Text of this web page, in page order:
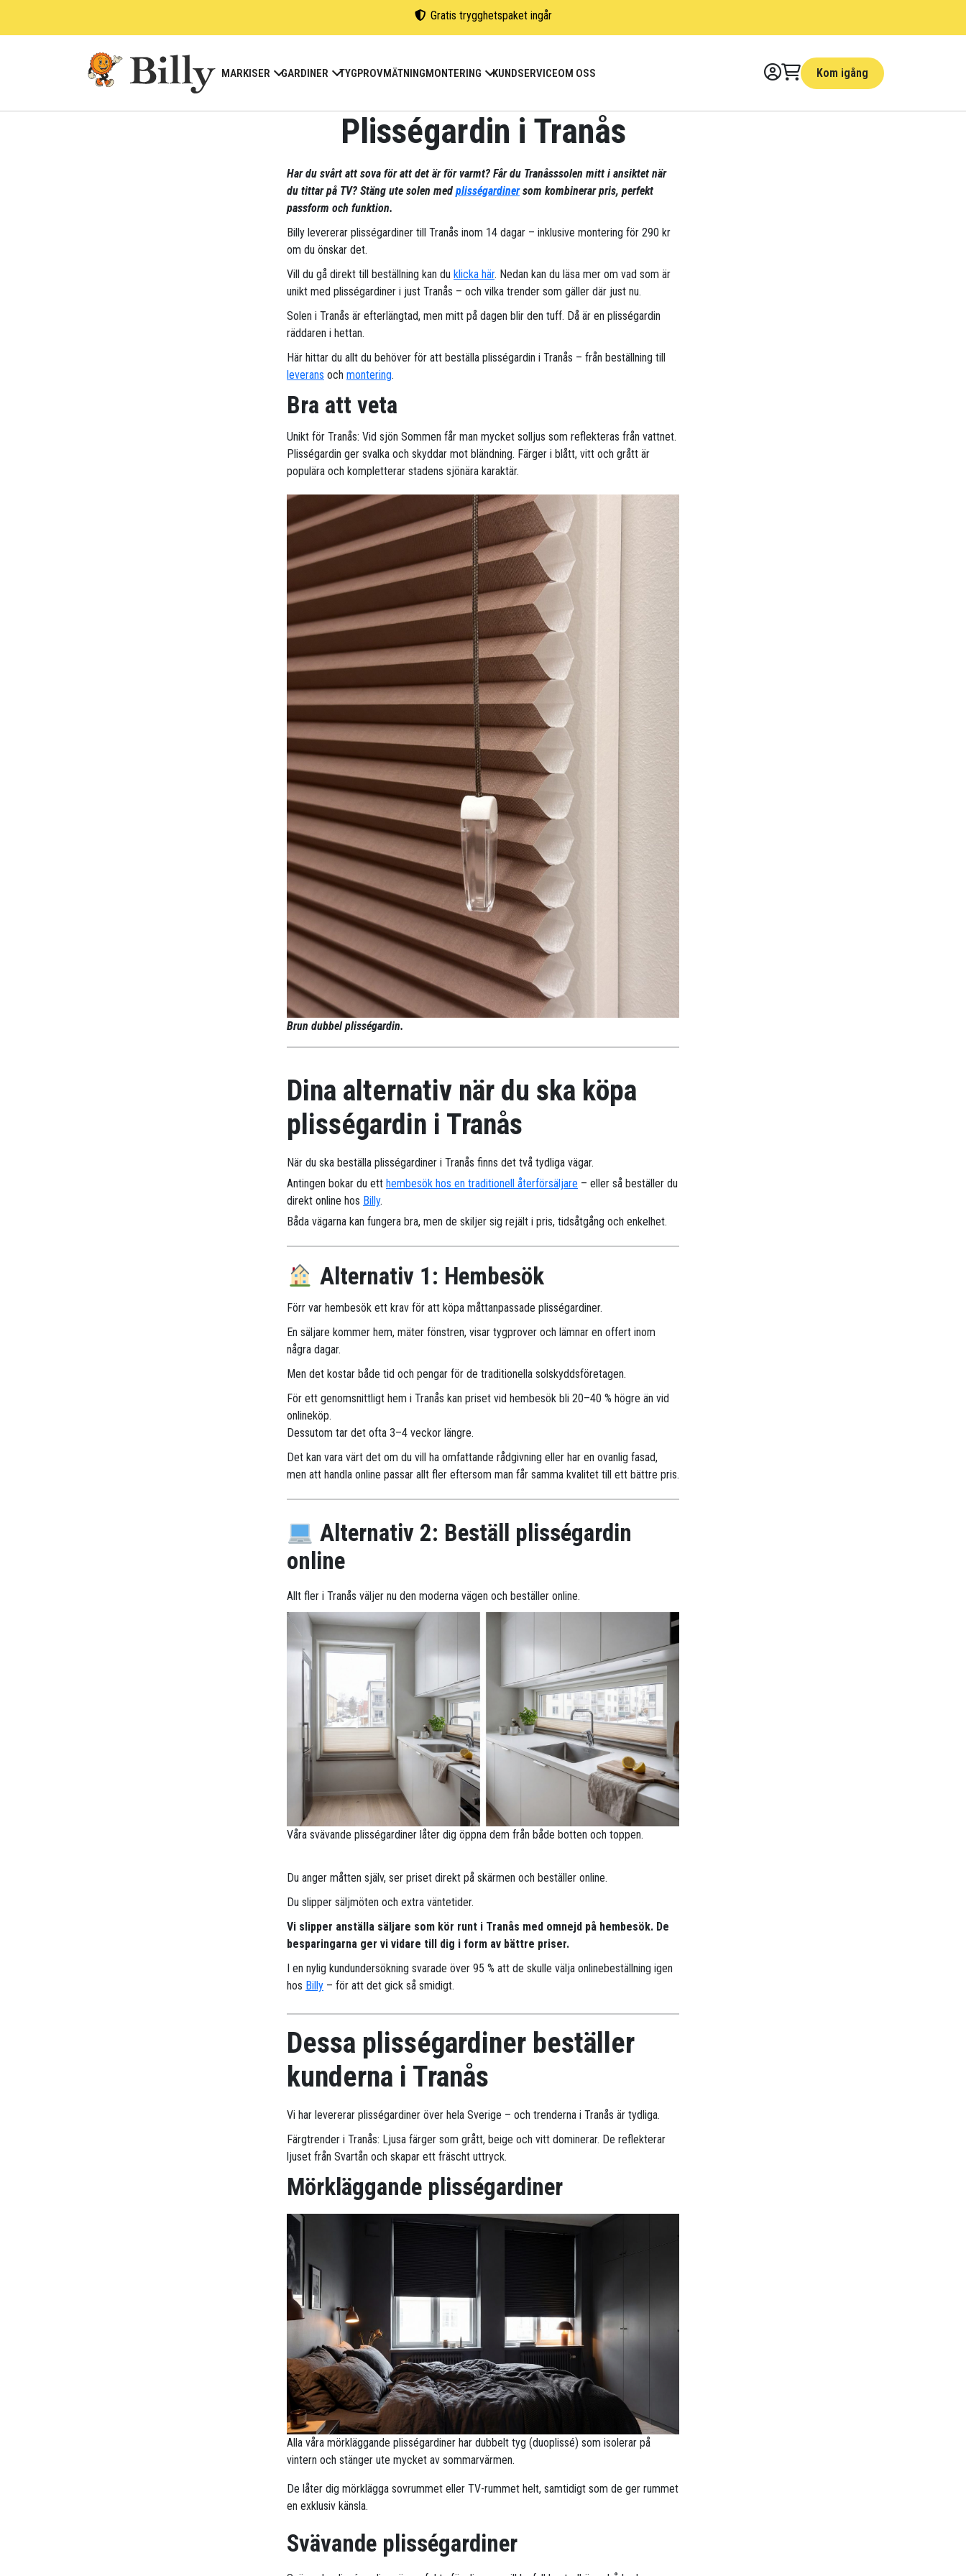
Gratis trygghetspaket ingår
MARKISER GARDINER TYGPROVMÄTNINGMONTERING KUNDSERVICEOM OSS Kom igång
Plisségardin i Tranås
Har du svårt att sova för att det är för varmt? Får du Tranåsssolen mitt i ansiktet när
du tittar på TV? Stäng ute solen med plisségardinersom kombinerar pris, perfekt
passform och funktion.
Billy levererar plisségardiner till Tranås inom 14 dagar – inklusive montering för 290 kr
om du önskar det.
Vill du gå direkt till beställning kan du klicka här. Nedan kan du läsa mer om vad som är
unikt med plisségardiner i just Tranås – och vilka trender som gäller där just nu.
Solen i Tranås är efterlängtad, men mitt på dagen blir den tuff. Då är en plisségardin
räddaren i hettan.
Här hittar du allt du behöver för att beställa plisségardin i Tranås – från beställning till
leverans och montering.
Bra att veta
Unikt för Tranås: Vid sjön Sommen får man mycket solljus som reflekteras från vattnet.
Plisségardin ger svalka och skyddar mot bländning. Färger i blått, vitt och grått är
populära och kompletterar stadens sjönära karaktär.
Brun dubbel plisségardin.
Dina alternativ när du ska köpa
plisségardin i Tranås
När du ska beställa plisségardiner i Tranås finns det två tydliga vägar.
Antingen bokar du ett hembesök hos en traditionell återförsäljare – eller så beställer du
direkt online hos Billy.
Båda vägarna kan fungera bra, men de skiljer sig rejält i pris, tidsåtgång och enkelhet.
Alternativ 1: Hembesök
Förr var hembesök ett krav för att köpa måttanpassade plisségardiner.
En säljare kommer hem, mäter fönstren, visar tygprover och lämnar en offert inom
några dagar.
Men det kostar både tid och pengar för de traditionella solskyddsföretagen.
För ett genomsnittligt hem i Tranås kan priset vid hembesök bli 20–40 % högre än vid
onlineköp.
Dessutom tar det ofta 3–4 veckor längre.
Det kan vara värt det om du vill ha omfattande rådgivning eller har en ovanlig fasad,
men att handla online passar allt fler eftersom man får samma kvalitet till ett bättre pris.
Alternativ 2: Beställ plisségardin
online
Allt fler i Tranås väljer nu den moderna vägen och beställer online.
Våra svävande plisségardiner låter dig öppna dem från både botten och toppen.
Du anger måtten själv, ser priset direkt på skärmen och beställer online.
Du slipper säljmöten och extra väntetider.
Vi slipper anställa säljare som kör runt i Tranås med omnejd på hembesök. De
besparingarna ger vi vidare till dig i form av bättre priser.
I en nylig kundundersökning svarade över 95 % att de skulle välja onlinebeställning igen
hos Billy – för att det gick så smidigt.
Dessa plisségardiner beställer
kunderna i Tranås
Vi har levererar plisségardiner över hela Sverige – och trenderna i Tranås är tydliga.
Färgtrender i Tranås: Ljusa färger som grått, beige och vitt dominerar. De reflekterar
ljuset från Svartån och skapar ett fräscht uttryck.
Mörkläggande plisségardiner
Alla våra mörkläggande plisségardiner har dubbelt tyg (duoplissé) som isolerar på
vintern och stänger ute mycket av sommarvärmen.
De låter dig mörklägga sovrummet eller TV-rummet helt, samtidigt som de ger rummet
en exklusiv känsla.
Svävande plisségardiner